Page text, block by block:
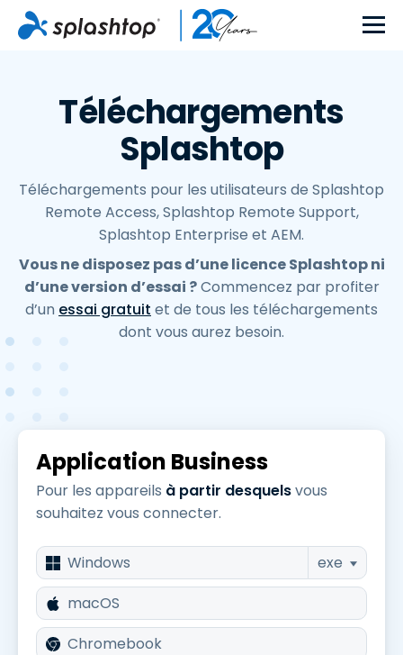
Téléchargements
Splashtop
Téléchargements pour les utilisateurs de Splashtop
Remote Access, Splashtop Remote Support,
Splashtop Enterprise et AEM.
Vous ne disposez pas d’une licence Splashtop ni
d’une version d’essai ?Commencez par profiter
d’un essai gratuit et de tous les téléchargements
dont vous aurez besoin.
Application Business
Pour les appareils à partir desquelsvous
souhaitez vous connecter.
Windows
exe
macOS
Chromebook